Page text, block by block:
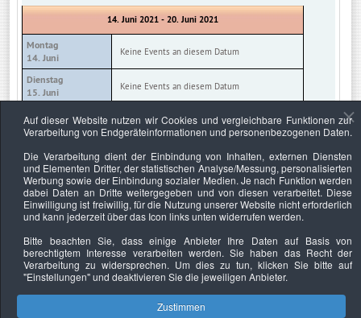
14. Juni 2021 - 20. Juni 2021
Montag
14. Juni
Keine Events an diesem Datum
Dienstag
15. Juni
Keine Events an diesem Datum
Mittwoch
16. Juni
Keine Events an diesem Datum
17. Juni
Keine Events an diesem Datum
Freitag
18. Juni
Keine Events an diesem Datum
Samstag
Sonntag
20. Juni
Keine Events an diesem Datum
Auf dieser Website nutzen wir Cookies und vergleichbare Funktionen zur
Verarbeitung von Endgeräteinformationen und personenbezogenen Daten.
Die Verarbeitung dient der Einbindung von Inhalten, externen Diensten
und Elementen Dritter, der statistischen Analyse/Messung, personalisierten
Werbung sowie der Einbindung sozialer Medien. Je nach Funktion werden
dabei Daten an Dritte weitergegeben und von diesen verarbeitet. Diese
Einwilligung ist freiwillig, für die Nutzung unserer Website nicht erforderlich
und kann jederzeit über das Icon links unten widerrufen werden.
Bitte beachten Sie, dass einige Anbieter Ihre Daten auf Basis von
berechtigtem Interesse verarbeiten werden. Sie haben das Recht der
Verarbeitung zu widersprechen. Um dies zu tun, klicken Sie bitte auf
"Einstellungen"und deaktivieren Sie die jeweiligen Anbieter.
Zustimmen